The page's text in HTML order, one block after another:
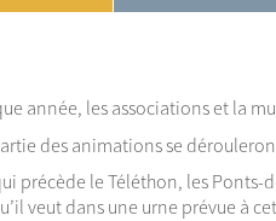
année, les associations et la
des animations se
précède le Téléthon, les Ponts-
veut dans une urne prévue à